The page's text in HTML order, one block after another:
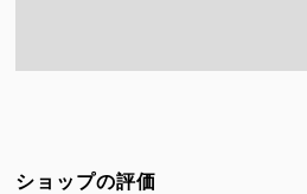
ショップの評価